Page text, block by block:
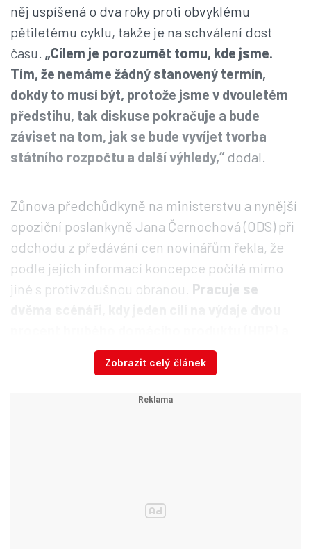
něj uspíšená o dva roky proti obvyklému
pětiletému cyklu, takže je na schválení dost
času. „Cílem je porozumět tomu, kde jsme.
Tím, že nemáme žádný stanovený termín,
dokdy to musí být, protože jsme v dvouletém
předstihu, tak diskuse pokračuje a bude
záviset na tom, jak se bude vyvíjet tvorba
státního rozpočtu a další výhledy,“ dodal.
Zůnova předchůdkyně na ministerstvu a nynější
opoziční poslankyně Jana Černochová (ODS) při
odchodu z předávání cen novinářům řekla, že
podle jejích informací koncepce počítá mimo
jiné s protivzdušnou obranou. Pracuje se
druhý na 3,5 procent HDP,dodala. Není však
členkou rady. Dvě procenta jsou však podle ní
málo. Je potřeba rozvíjet nové projekty,
Mezi dnešními tématy rady mělo být podle
Zobrazit celý článek